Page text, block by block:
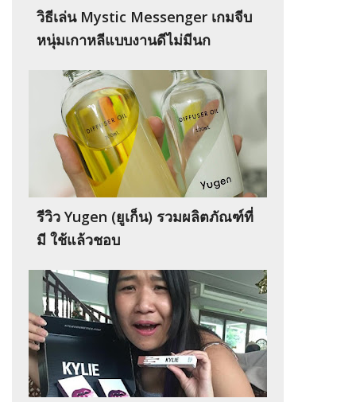
วิธีเล่น Mystic Messenger เกมจีบ
หนุ่มเกาหลีแบบงานดีไม่มีนก
รีวิว Yugen (ยูเก็น) รวมผลิตภัณฑ์ที่
มี ใช้แล้วชอบ